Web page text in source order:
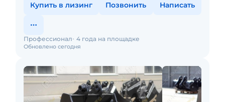
Купить в лизинг Позвонить Написать
Обновлено сегодня
Профессионал 4 года на площадке